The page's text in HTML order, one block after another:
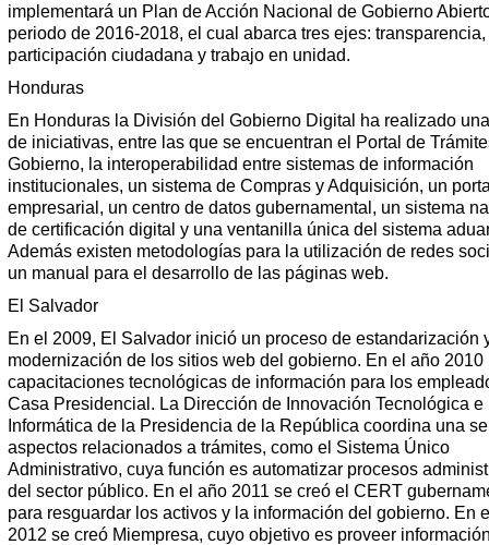
implementará un Plan de Acción Nacional de Gobierno
periodo de 2016-2018, el cual abarca tres ejes: transparencia,
participación ciudadana y trabajo en unidad.
Honduras
En Honduras la División del Gobierno Digital ha realizado
de iniciativas, entre las que se encuentran el Portal de
Gobierno, la interoperabilidad entre sistemas de información
institucionales, un sistema de Compras y Adquisición, un
empresarial, un centro de datos gubernamental, un sistema
de certificación digital y una ventanilla única del sistema
Además existen metodologías para la utilización de redes
un manual para el desarrollo de las páginas web.
El Salvador
En el 2009, El Salvador inició un proceso de estandarización
modernización de los sitios web del gobierno. En el año 2010
capacitaciones tecnológicas de información para los
Casa Presidencial. La Dirección de Innovación Tecnológica e
Informática de la Presidencia de la República coordina una
aspectos relacionados a trámites, como el Sistema Único
Administrativo, cuya función es automatizar procesos
del sector público. En el año 2011 se creó el CERT
para resguardar los activos y la información del gobierno. En
2012 se creó Miempresa, cuyo objetivo es proveer